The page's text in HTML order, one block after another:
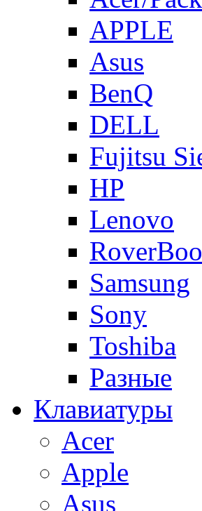
APPLE
Asus
BenQ
DELL
Fujitsu
HP
Lenovo
Samsung
Sony
Toshiba
Разные
Клавиатуры
Acer
Apple
Asus